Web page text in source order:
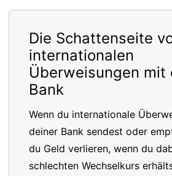
Die Schattenseite
internationalen
Überweisungen mit
Bank
Wenn du internationale
deiner Bank sendest oder
du Geld verlieren, wenn du
schlechten Wechselkurs